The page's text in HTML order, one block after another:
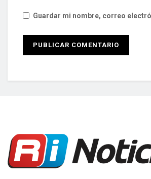
Guardar mi nombre, correo